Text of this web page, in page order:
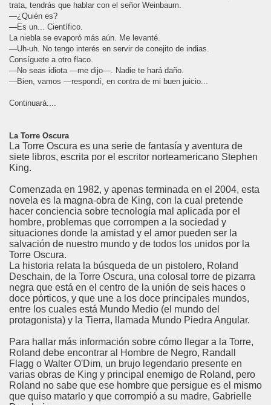
trata, tendrás que hablar con el señor Weinbaum.
—¿Quién es?
—Es un... Científico.
La niebla se evaporó más aún. Me levanté.
—Uh-uh. No tengo interés en servir de conejito de indias.
Consíguete a otro flaco.
—No seas idiota —me dijo—. Nadie te hará daño.
—Bien, vamos —respondí, en contra de mi buen juicio...
Continuará....
La Torre Oscura
La Torre Oscura es una serie de fantasía y aventura de
siete libros, escrita por el escritor norteamericano Stephen
King.
Comenzada en 1982, y apenas terminada en el 2004, esta
novela es la magna-obra de King, con la cual pretende
hacer conciencia sobre tecnología mal aplicada por el
hombre, problemas que corrompen a la sociedad y
situaciones donde la amistad y el amor pueden ser la
salvación de nuestro mundo y de todos los unidos por la
Torre Oscura.
La historia relata la búsqueda de un pistolero, Roland
Deschain, de la Torre Oscura, una colosal torre de pizarra
negra que está en el centro de la unión de seis haces o
doce pórticos, y que une a los doce principales mundos,
entre los cuales está Mundo Medio (el mundo del
protagonista) y la Tierra, llamada Mundo Piedra Angular.
Para hallar más información sobre cómo llegar a la Torre,
Roland debe encontrar al Hombre de Negro, Randall
Flagg o Walter O'Dim, un brujo legendario presente en
varias obras de King y principal enemigo de Roland, pero
Roland no sabe que ese hombre que persigue es el mismo
que quiso matarlo y que corrompió a su madre, Gabrielle